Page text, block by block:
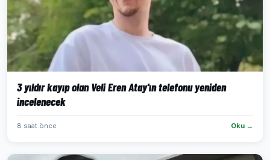
3 yıldır kayıp olan Veli Eren Atay'ın telefonu yeniden
incelenecek
8 saat önce Oku →